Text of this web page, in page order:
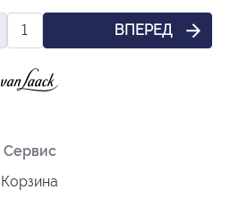
1 ВПЕРЕД
Сервис
Корзина